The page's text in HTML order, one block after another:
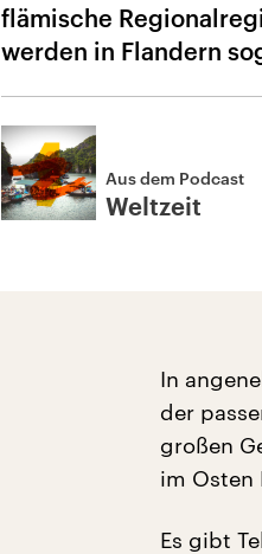
flämische
werden in Flandern
Aus dem Podcast
Weltzeit
In
der
großen
im Osten
Es gibt